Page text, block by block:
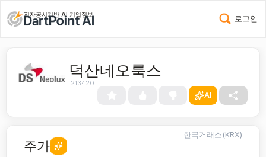
전자공시기반 AI 기업정보 로그인
덕산네오룩스
213420
AI
주가
한국거래소(KRX)